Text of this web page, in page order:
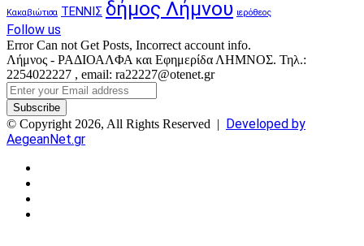
Κακαβιώτισα ΤΕΝΝΙΣ δήμος Λήμνου ιερόθεος
Follow us
Error Can not Get Posts, Incorrect account info.
Λήμνος - ΡΑΔΙΟΑΛΦΑ και Εφημερίδα ΛΗΜΝΟΣ. Τηλ.:
2254022227 , email: ra22227@otenet.gr
Enter
your
Email
address
© Copyright 2026, All Rights Reserved | Developed by
AegeanNet.gr